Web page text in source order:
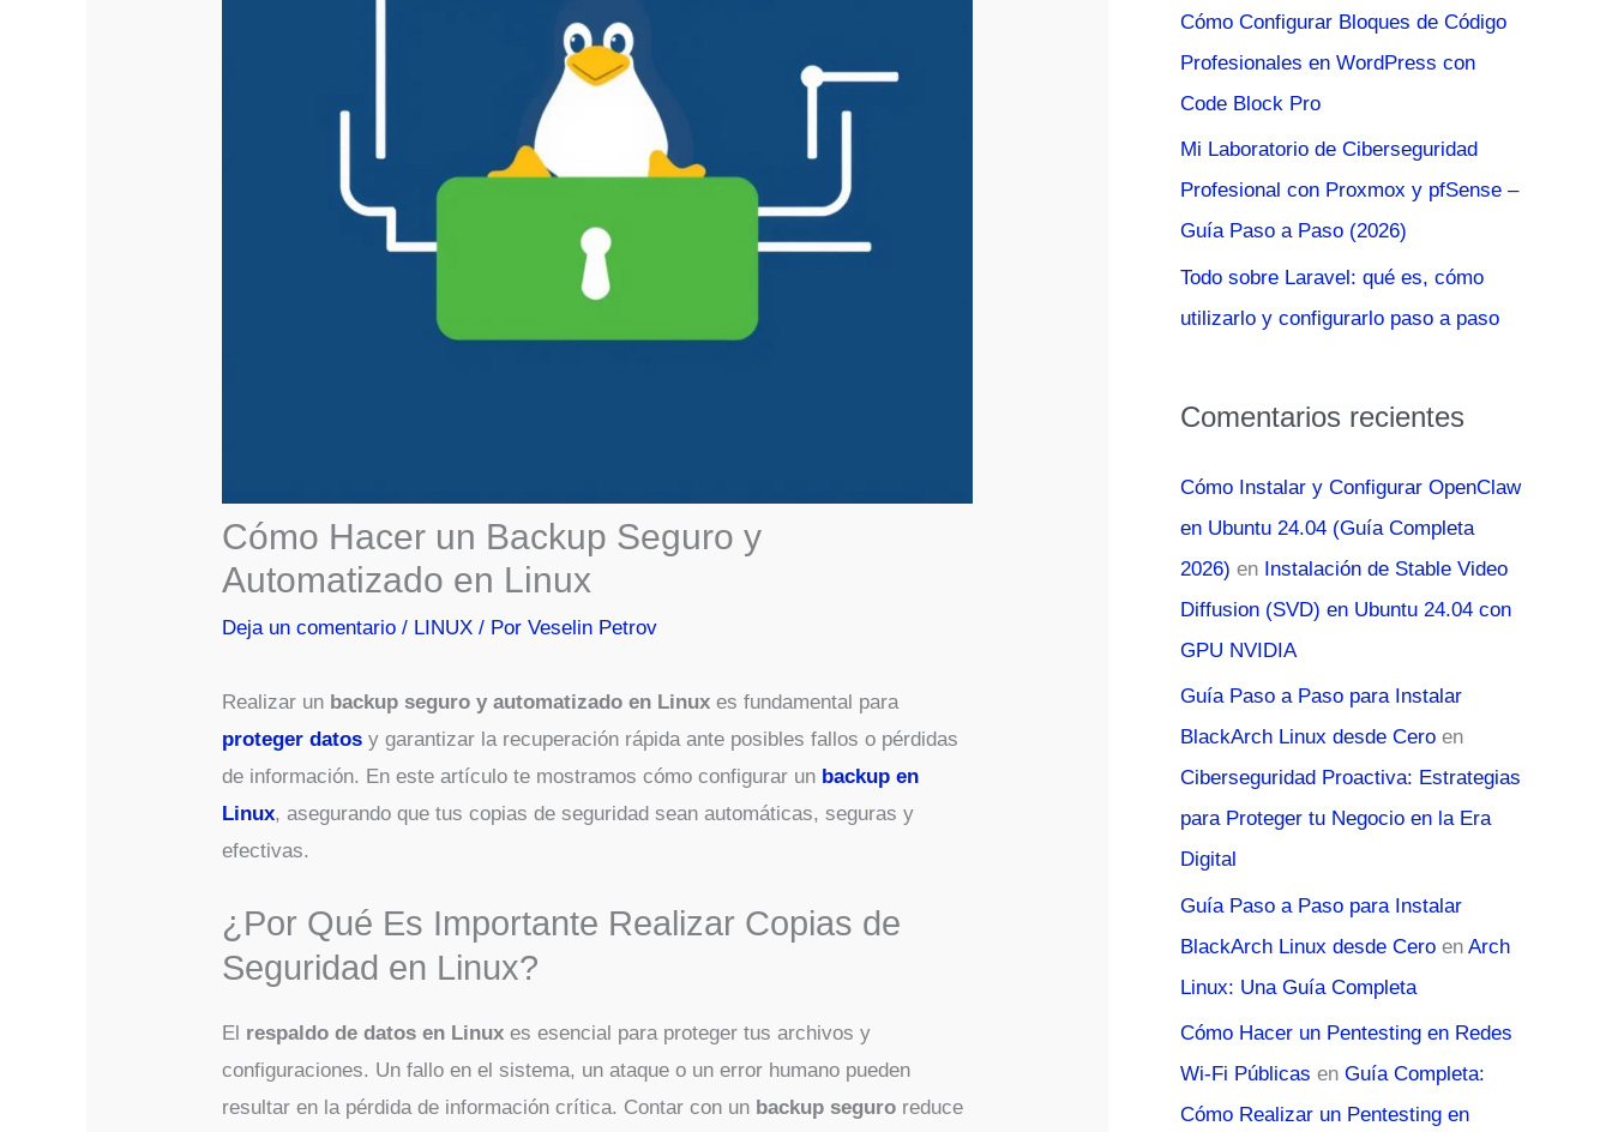
Cómo Hacer un Backup Seguro y
Automatizado en Linux
Deja un comentario / LINUX / PorVeselin Petrov
Realizar un backup seguro y automatizado en Linux es fundamental para
proteger datos y garantizar la recuperación rápida ante posibles fallos o pérdidas
de información. En este artículo te mostramos cómo configurar un backup en
Linux, asegurando que tus copias de seguridad sean automáticas, seguras y
efectivas.
¿Por Qué Es Importante Realizar Copias de
Seguridad en Linux?
El respaldo de datos en Linux es esencial para proteger tus archivos y
configuraciones. Un fallo en el sistema, un ataque o un error humano pueden
resultar en la pérdida de información crítica. Contar con un backup seguro reduce
:
Cómo Configurar Bloques de Código
Profesionales en WordPress con
Code Block Pro
Mi Laboratorio de Ciberseguridad
Profesional con Proxmox y pfSense –
Guía Paso a Paso (2026)
Todo sobre Laravel: qué es, cómo
utilizarlo y configurarlo paso a paso
Comentarios recientes
Cómo Instalar y Configurar OpenClaw
en Ubuntu 24.04 (Guía Completa
2026) en Instalación de Stable Video
Diffusion (SVD) en Ubuntu 24.04 con
GPU NVIDIA
Guía Paso a Paso para Instalar
BlackArch Linux desde Cero en
Ciberseguridad Proactiva: Estrategias
para Proteger tu Negocio en la Era
Digital
Guía Paso a Paso para Instalar
BlackArch Linux desde Cero en Arch
Linux: Una Guía Completa
Cómo Hacer un Pentesting en Redes
Wi-Fi Públicas en Guía Completa:
Cómo Realizar un Pentesting en